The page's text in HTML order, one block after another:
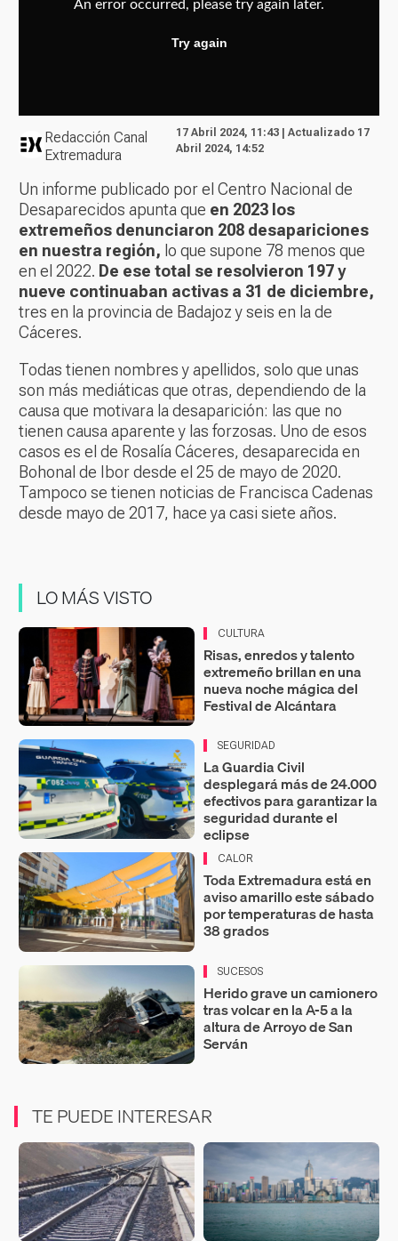
Redacción Canal
Extremadura
17 Abril 2024, 11:43 | Actualizado 17
Abril 2024, 14:52
Un informe publicado por el Centro Nacional de
Desaparecidos apunta que en 2023 los
extremeños denunciaron 208 desapariciones
en nuestra región, lo que supone 78 menos que
en el 2022. De ese total se resolvieron 197 y
nueve continuaban activas a 31 de diciembre,
tres en la provincia de Badajoz y seis en la de
Cáceres.
Todas tienen nombres y apellidos, solo que unas
son más mediáticas que otras, dependiendo de la
causa que motivara la desaparición: las que no
tienen causa aparente y las forzosas. Uno de esos
casos es el de Rosalía Cáceres, desaparecida en
Bohonal de Ibor desde el 25 de mayo de 2020.
Tampoco se tienen noticias de Francisca Cadenas
desde mayo de 2017, hace ya casi siete años.
LO MÁS VISTO
CULTURA
Risas, enredos y talento
extremeño brillan en una
nueva noche mágica del
Festival de Alcántara
SEGURIDAD
La Guardia Civil
desplegará más de 24.000
efectivos para garantizar la
seguridad durante el
eclipse
CALOR
Toda Extremadura está en
aviso amarillo este sábado
por temperaturas de hasta
38 grados
SUCESOS
Herido grave un camionero
tras volcar en la A-5 a la
altura de Arroyo de San
Serván
TE PUEDE INTERESAR